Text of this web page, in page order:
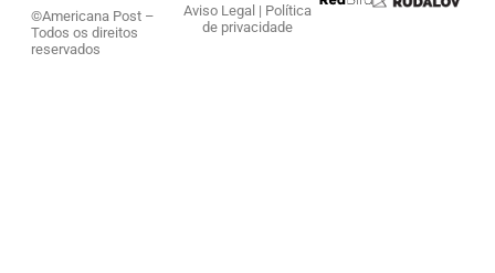
©Americana Post –
Todos os direitos
reservados
Aviso Legal | Política
de privacidade